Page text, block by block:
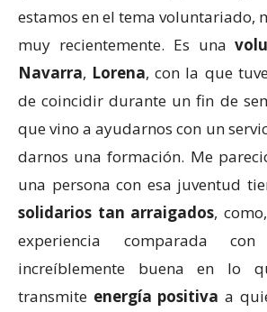
estamos en el tema voluntariado,
muy recientemente. Es una
Navarra, Lorena, con la que
de coincidir durante un fin de
que vino a ayudarnos con un
darnos una formación. Me
una persona con esa juventud
solidarios tan arraigados,
experiencia comparada
increíblemente buena en lo
transmite energía positiva a